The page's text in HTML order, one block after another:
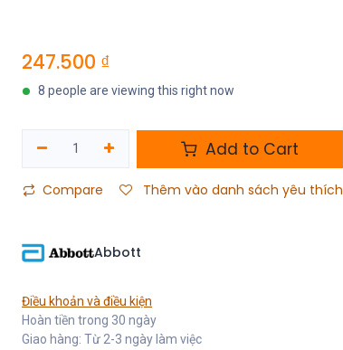
247.500 ₫
8 people are viewing this right now
Add to Cart
Compare Thêm vào danh sách yêu thích
Abbott
Điều khoản và điều kiện
Hoàn tiền trong 30 ngày
Giao hàng: Từ 2-3 ngày làm việc